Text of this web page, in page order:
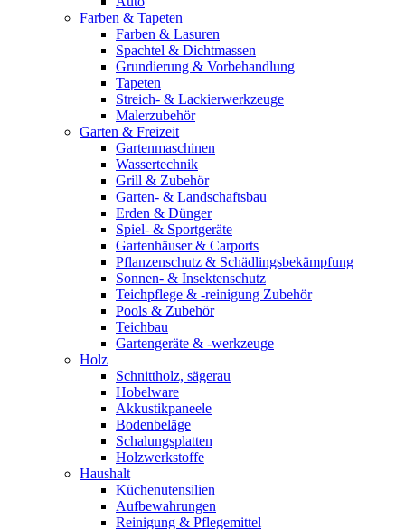
Farben & Tapeten
Farben & Lasuren
Spachtel & Dichtmassen
Grundierung & Vorbehandlung
Tapeten
Streich- & Lackierwerkzeuge
Malerzubehör
Garten & Freizeit
Gartenmaschinen
Wassertechnik
Grill & Zubehör
Garten- & Landschaftsbau
Erden & Dünger
Spiel- & Sportgeräte
Gartenhäuser & Carports
Pflanzenschutz & Schädlingsbekämpfung
Sonnen- & Insektenschutz
Teichpflege & -reinigung Zubehör
Pools & Zubehör
Teichbau
Gartengeräte & -werkzeuge
Holz
Schnittholz, sägerau
Hobelware
Akkustikpaneele
Bodenbeläge
Schalungsplatten
Holzwerkstoffe
Haushalt
Küchenutensilien
Aufbewahrungen
Reinigung & Pflegemittel